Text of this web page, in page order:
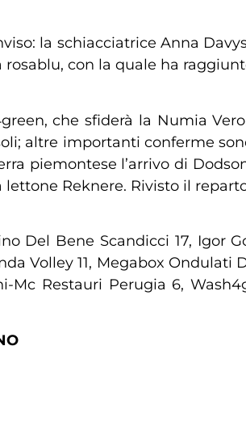
la schiacciatrice Anna
con la quale ha
che sfiderà la Numia
altre importanti conferme
piemontese l’arrivo di
Reknere. Rivisto il
Del Bene Scandicci 17, Igor
Volley 11, Megabox
Mc Restauri Perugia 6,